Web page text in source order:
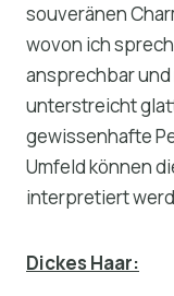
souveränen
wovon ich
ansprechbar
unterstreicht
gewissenhafte
Umfeld können
interpretiert
Dickes Haar: